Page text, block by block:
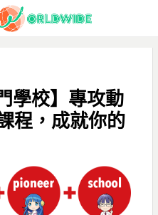
學校】專攻動
程，成就你的